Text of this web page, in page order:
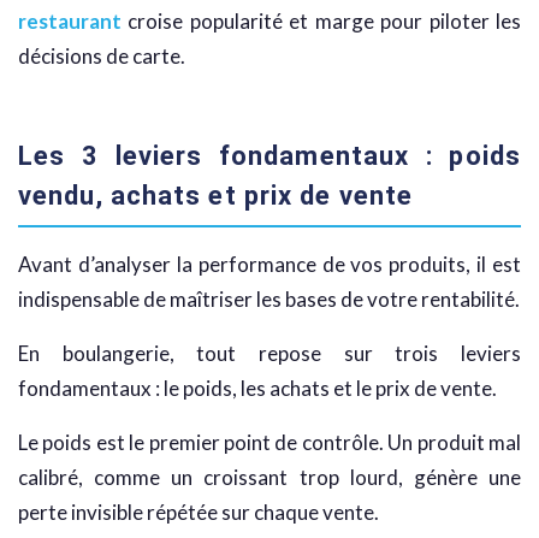
restaurant croise popularité et marge pour piloter les
décisions de carte.
Les 3 leviers fondamentaux : poids
vendu, achats et prix de vente
Avant d’analyser la performance de vos produits, il est
indispensable de maîtriser les bases de votre rentabilité.
En boulangerie, tout repose sur trois leviers
fondamentaux : le poids, les achats et le prix de vente.
Le poids est le premier point de contrôle. Un produit mal
calibré, comme un croissant trop lourd, génère une
perte invisible répétée sur chaque vente.